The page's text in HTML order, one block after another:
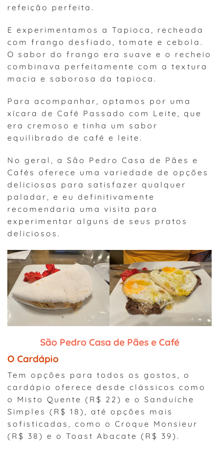
refeição perfeita.
E experimentamos a Tapioca, recheada
com frango desfiado, tomate e cebola.
O sabor do frango era suave e o recheio
combinava perfeitamente com a textura
macia e saborosa da tapioca.
Para acompanhar, optamos por uma
xícara de Café Passado com Leite, que
era cremoso e tinha um sabor
equilibrado de café e leite.
No geral, a São Pedro Casa de Pães e
Cafés oferece uma variedade de opções
deliciosas para satisfazer qualquer
paladar, e eu definitivamente
recomendaria uma visita para
experimentar alguns de seus pratos
deliciosos.
São Pedro Casa de Pães e Café
O Cardápio
Tem opções para todos os gostos, o
cardápio oferece desde clássicos como
o Misto Quente (R$ 22) e o Sanduíche
Simples (R$ 18), até opções mais
sofisticadas, como o Croque Monsieur
(R$ 38) e o Toast Abacate (R$ 39).